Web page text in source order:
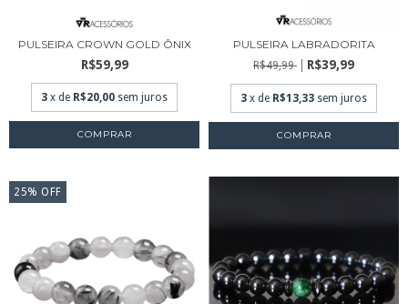
PULSEIRA CROWN GOLD ÔNIX
R$59,99
3 x de R$20,00 sem juros
COMPRAR
PULSEIRA LABRADORITA
R$49,99 R$39,99
3 x de R$13,33 sem juros
COMPRAR
25% OFF